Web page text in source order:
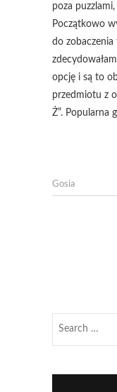
poza
Początkowo
do zobaczenia
opcję i są to
przedmiotu z
Ż”. Popularna
Gosia